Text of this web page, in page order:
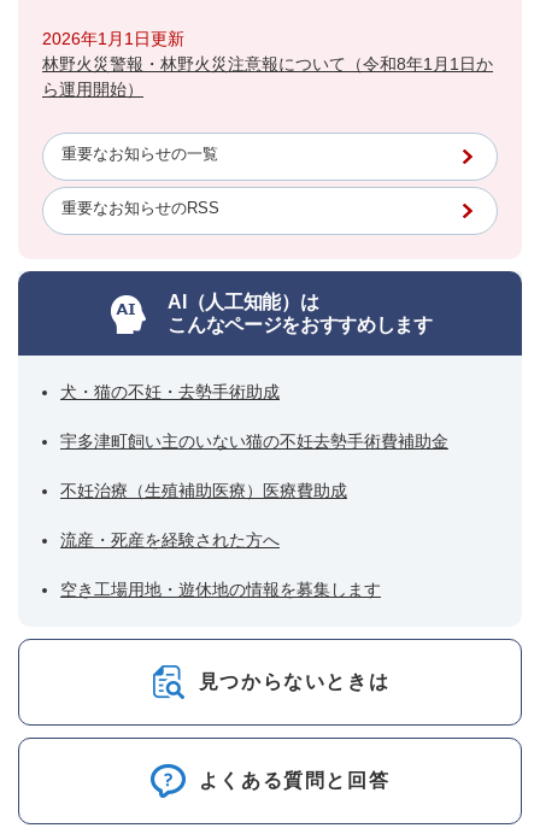
2026年1月1日更新
林野火災警報・林野火災注意報について（令和8年1月1日か
ら運用開始）
重要なお知らせの一覧
重要なお知らせのRSS
AI（人工知能）は
こんなページをおすすめします
犬・猫の不妊・去勢手術助成
宇多津町飼い主のいない猫の不妊去勢手術費補助金
不妊治療（生殖補助医療）医療費助成
流産・死産を経験された方へ
空き工場用地・遊休地の情報を募集します
見つからないときは
よくある質問と回答